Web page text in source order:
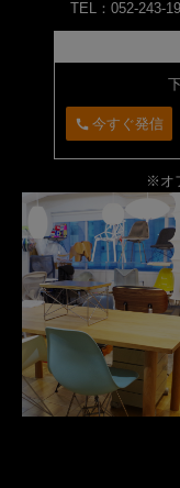
TEL：052-243-
call 今すぐ発信
※オ